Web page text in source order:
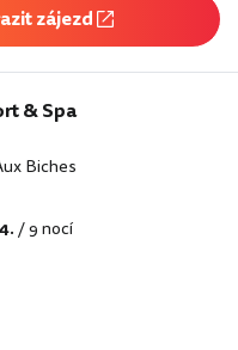
zájezd
& Spa
Biches
/ 9 nocí